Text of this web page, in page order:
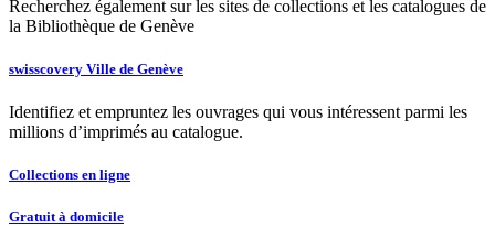
Recherchez également sur les sites de collections et les catalogues de
la Bibliothèque de Genève
swisscovery Ville de Genève
Identifiez et empruntez les ouvrages qui vous intéressent parmi les
millions d’imprimés au catalogue.
Collections en ligne
Gratuit à domicile